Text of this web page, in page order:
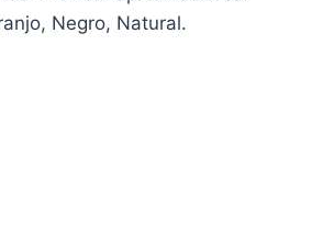
Negro, Natural.